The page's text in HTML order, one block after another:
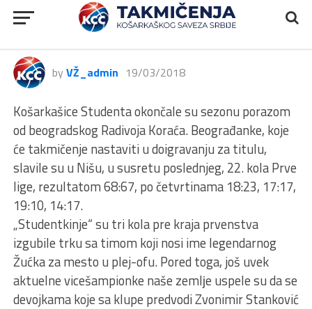
STUDENT – RADIVOJ KORAĆ
67:68
by VŽ_admin 19/03/2018
Košarkašice Studenta okončale su sezonu porazom
od beogradskog Radivoja Koraća. Beograđanke, koje
će takmičenje nastaviti u doigravanju za titulu,
slavile su u Nišu, u susretu poslednjeg, 22. kola Prve
lige, rezultatom 68:67, po četvrtinama 18:23, 17:17,
19:10, 14:17.
„Studentkinje“ su tri kola pre kraja prvenstva
izgubile trku sa timom koji nosi ime legendarnog
Žućka za mesto u plej-ofu. Pored toga, još uvek
aktuelne vicešampionke naše zemlјe uspele su da se
devojkama koje sa klupe predvodi Zvonimir Stanković